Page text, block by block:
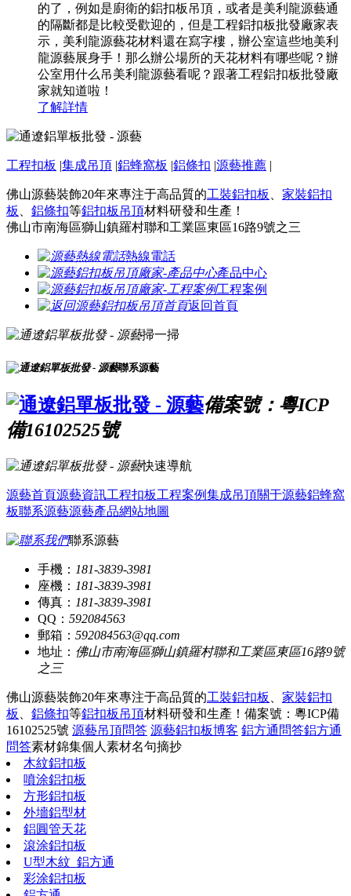
的了，例如是廚衛的鋁扣板吊頂，或者是美利龍源藝通
的隔斷都是比較受歡迎的，但是工程鋁扣板批發廠家表
示，美利龍源藝花材料還在寫字樓，辦公室這些地美利
龍源藝展身手！那么辦公場所的天花材料有哪些呢？辦
公室用什么吊美利龍源藝看呢？跟著工程鋁扣板批發廠
家就知道啦！
了解詳情
工程扣板 |集成吊頂 |鋁蜂窩板 |鋁條扣 |源藝推薦 |
佛山源藝裝飾20年來專注于高品質的工裝鋁扣板
家裝鋁扣
板
鋁條扣等鋁扣板吊頂材料研發和生產！
佛山市南海區獅山鎮羅村聯和工業區東區16路9號之三
熱線電話
產品中心
工程案例
返回首頁
掃一掃
聯系源藝
備案號：粵ICP
備16102525號
快速導航
源藝首頁源藝資訊工程扣板工程案例集成吊頂關于源藝鋁蜂窩
板聯系源藝源藝產品網站地圖
聯系源藝
手機： 181-3839-3981
座機： 181-3839-3981
傳真： 181-3839-3981
QQ： 592084563
郵箱： 592084563@qq.com
地址： 佛山市南海區獅山鎮羅村聯和工業區東區16路9號
之三
佛山源藝裝飾20年來專注于高品質的工裝鋁扣板
家裝鋁扣
板
鋁條扣等鋁扣板吊頂材料研發和生產！ 備案號：粵ICP備
16102525號 源藝吊頂問答 源藝鋁扣板博客 鋁方通問答鋁方通
問答素材錦集個人素材名句摘抄
木紋鋁扣板
噴涂鋁扣板
方形鋁扣板
外墻鋁型材
鋁圓管天花
滾涂鋁扣板
U型木紋_鋁方通
彩涂鋁扣板